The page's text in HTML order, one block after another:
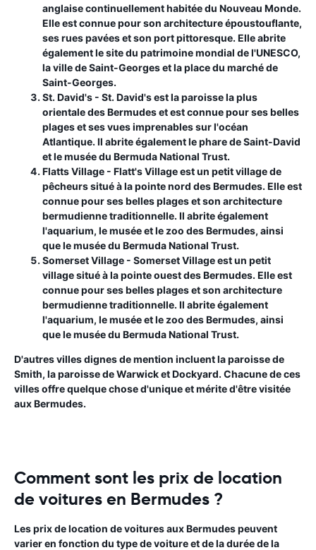
anglaise continuellement habitée du Nouveau Monde.
Elle est connue pour son architecture époustouflante,
ses rues pavées et son port pittoresque. Elle abrite
également le site du patrimoine mondial de l'UNESCO,
la ville de Saint-Georges et la place du marché de
Saint-Georges.
St. David's - St. David's est la paroisse la plus
orientale des Bermudes et est connue pour ses belles
plages et ses vues imprenables sur l'océan
Atlantique. Il abrite également le phare de Saint-David
et le musée du Bermuda National Trust.
Flatts Village - Flatt's Village est un petit village de
pêcheurs situé à la pointe nord des Bermudes. Elle est
connue pour ses belles plages et son architecture
bermudienne traditionnelle. Il abrite également
l'aquarium, le musée et le zoo des Bermudes, ainsi
que le musée du Bermuda National Trust.
Somerset Village - Somerset Village est un petit
village situé à la pointe ouest des Bermudes. Elle est
connue pour ses belles plages et son architecture
bermudienne traditionnelle. Il abrite également
l'aquarium, le musée et le zoo des Bermudes, ainsi
que le musée du Bermuda National Trust.
D'autres villes dignes de mention incluent la paroisse de
Smith, la paroisse de Warwick et Dockyard. Chacune de ces
villes offre quelque chose d'unique et mérite d'être visitée
aux Bermudes.
Comment sont les prix de location
de voitures en Bermudes ?
Les prix de location de voitures aux Bermudes peuvent
varier en fonction du type de voiture et de la durée de la